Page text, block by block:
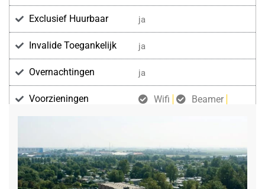
Exclusief Huurbaar ja
Invalide Toegankelijk ja
Overnachtingen ja
Voorzieningen Wifi
Beamer